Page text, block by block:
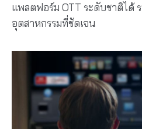
แพลตฟอร์ม OTT ระดับชาติได้
อุตสาหกรรมที่ชัดเจน